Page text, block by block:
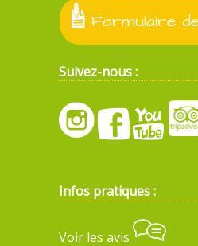
Formulaire
Suivez-nous :
Infos pratiques :
Voir les avis